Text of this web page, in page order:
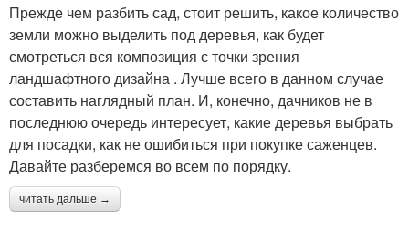
Прежде чем разбить сад, стоит решить, какое количество
земли можно выделить под деревья, как будет
смотреться вся композиция с точки зрения
ландшафтного дизайна . Лучше всего в данном случае
составить наглядный план. И, конечно, дачников не в
последнюю очередь интересует, какие деревья выбрать
для посадки, как не ошибиться при покупке саженцев.
Давайте разберемся во всем по порядку.
читать дальше →